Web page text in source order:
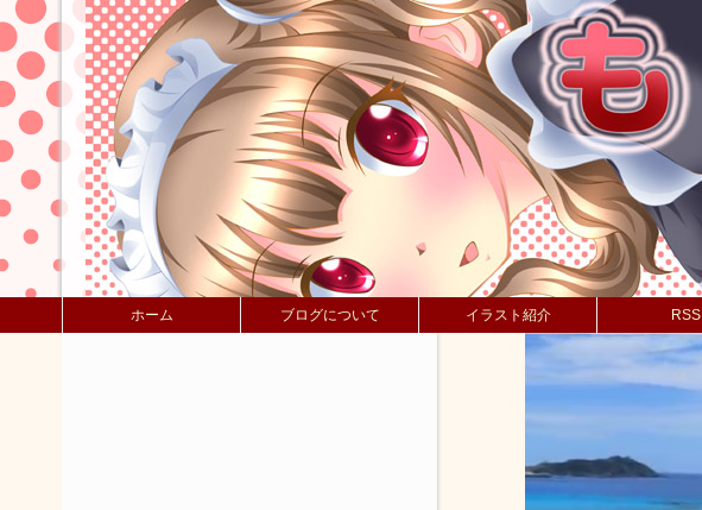
ホーム ブログについて イラスト紹介 RSS